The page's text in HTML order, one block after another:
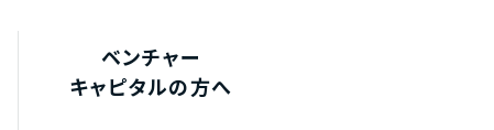
ベンチャー
キャピタルの方へ